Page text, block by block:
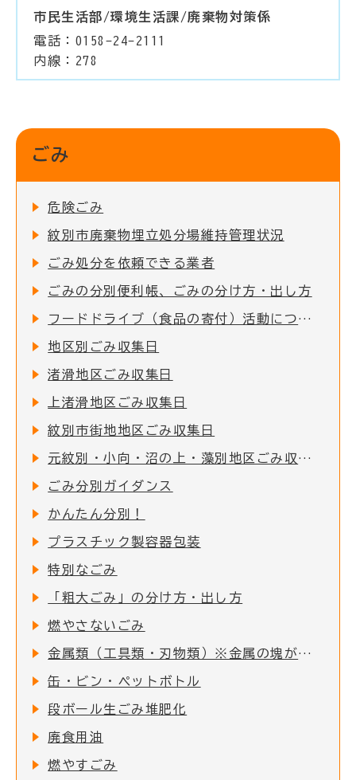
市民生活部/環境生活課/廃棄物対策係
電話：0158-24-2111
内線：278
ごみ
危険ごみ
紋別市廃棄物埋立処分場維持管理状況
ごみ処分を依頼できる業者
ごみの分別便利帳、ごみの分け方・出し方
フードドライブ（食品の寄付）活動について
地区別ごみ収集日
渚滑地区ごみ収集日
上渚滑地区ごみ収集日
紋別市街地地区ごみ収集日
元紋別・小向・沼の上・藻別地区ごみ収集日
ごみ分別ガイダンス
かんたん分別！
プラスチック製容器包装
特別なごみ
「粗大ごみ」の分け方・出し方
燃やさないごみ
金属類（工具類・刃物類）※金属の塊がついた物で、一番長いところが50cm以内の物
缶・ビン・ペットボトル
段ボール生ごみ堆肥化
廃食用油
燃やすごみ